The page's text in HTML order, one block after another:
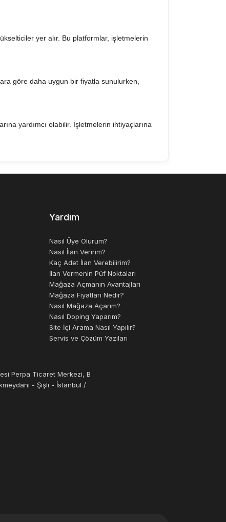
yer alır. Bu platformlar, işletmelerin
göre daha uygun bir fiyatla sunulurken,
yardımcı olabilir. İşletmelerin ihtiyaçlarına
Yardım
Nasıl Üye Olurum?
Nasıl İlan Veririm?
Kaç Adet İlan Verebilirim?
İlan Vermenin Püf Noktaları
Mağaza Açmanın Avantajları
Mağaza Fiyatları Nedir?
Nasıl Mağaza Açarım?
Nasıl Doping Yaparım?
Site İçi Arama Nasıl Yapılır?
Servis ve Çözüm Yazıları
Perpa Ticaret Merkezi, B
- Şişli - İstanbul /